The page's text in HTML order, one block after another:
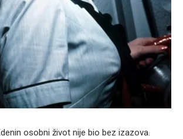
osobni život nije bio bez izazova.